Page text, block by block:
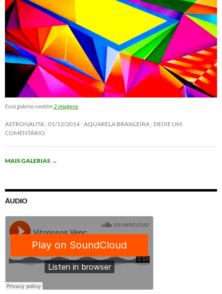
Essa galeria contém2 imagens.
ASTRONAUTA 01/12/2014 AQUARELA BRASILEIRA DEIXE UM
COMENTÁRIO
MAIS GALERIAS →
ÁUDIO